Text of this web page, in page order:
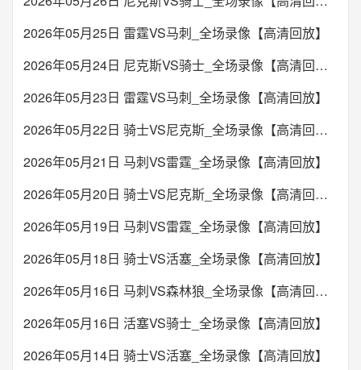
2026年05月25日 雷霆VS马刺_全场录像【高清回放】
2026年05月24日 尼克斯VS骑士_全场录像【高清回放】
2026年05月23日 雷霆VS马刺_全场录像【高清回放】
2026年05月22日 骑士VS尼克斯_全场录像【高清回放】
2026年05月21日 马刺VS雷霆_全场录像【高清回放】
2026年05月20日 骑士VS尼克斯_全场录像【高清回放】
2026年05月19日 马刺VS雷霆_全场录像【高清回放】
2026年05月18日 骑士VS活塞_全场录像【高清回放】
2026年05月16日 马刺VS森林狼_全场录像【高清回放】
2026年05月16日 活塞VS骑士_全场录像【高清回放】
2026年05月14日 骑士VS活塞_全场录像【高清回放】